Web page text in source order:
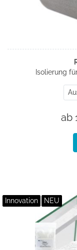
Isolierung
ab
Innovation NEU